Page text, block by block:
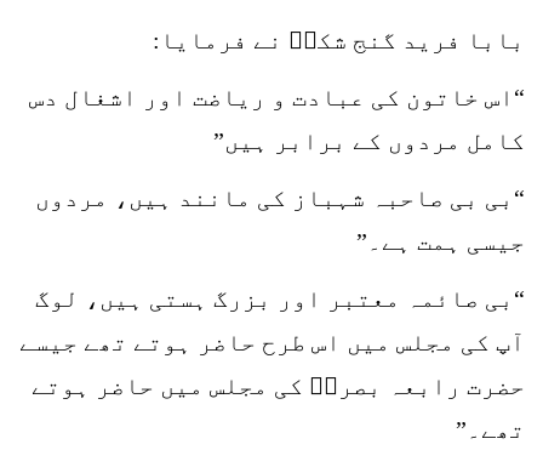
بابا فرید گنج شکرؒ نے فرمایا:
“اس خاتون کی عبادت و ریاضت اور اشغال دس
کامل مردوں کے برابر ہیں”
“بی بی صاحبہ شہباز کی مانند ہیں، مردوں
جیسی ہمت ہے۔”
“بی صائمہ معتبر اور بزرگ ہستی ہیں، لوگ
آپ کی مجلس میں اس طرح حاضر ہوتے تھے جیسے
حضرت رابعہ بصریؒ کی مجلس میں حاضر ہوتے
تھے۔”